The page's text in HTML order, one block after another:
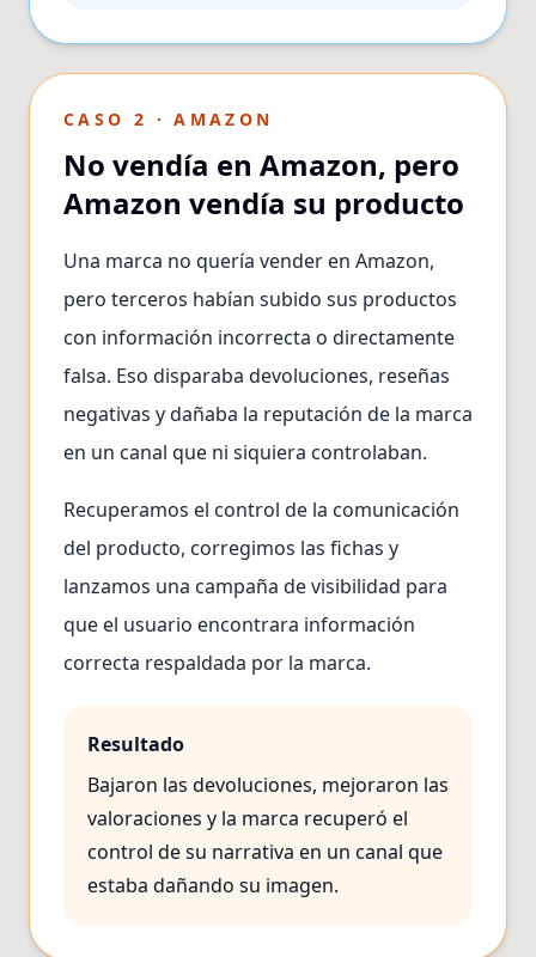
CASO 2 · AMAZON
No vendía en Amazon, pero
Amazon vendía su producto
Una marca no quería vender en Amazon,
pero terceros habían subido sus productos
con información incorrecta o directamente
falsa. Eso disparaba devoluciones, reseñas
negativas y dañaba la reputación de la marca
en un canal que ni siquiera controlaban.
Recuperamos el control de la comunicación
del producto, corregimos las fichas y
lanzamos una campaña de visibilidad para
que el usuario encontrara información
correcta respaldada por la marca.
Resultado
Bajaron las devoluciones, mejoraron las
valoraciones y la marca recuperó el
control de su narrativa en un canal que
estaba dañando su imagen.